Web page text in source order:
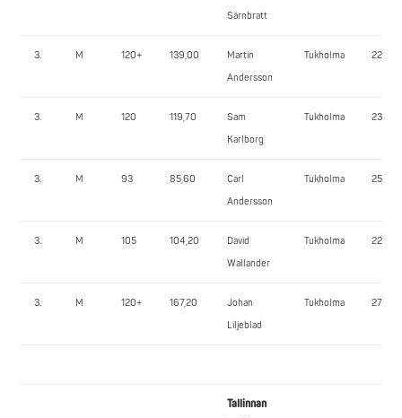
Särnbratt
3. M 120+ 139,00
Martin
Andersson
Tukholma 225,0
3. M 120 119,70
Sam
Karlborg
Tukholma 235,0
3. M 93 85,60
Carl
Andersson
Tukholma 250,0
3. M 105 104,20
David
Wallander
Tukholma 227,5
3. M 120+ 167,20
Johan
Liljeblad
Tukholma 275,0
Tallinnan